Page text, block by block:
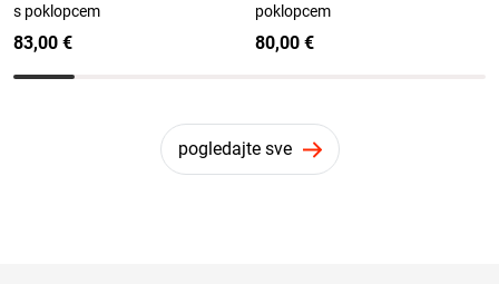
s poklopcem
83,00 €
poklopcem
80,00 €
pogledajte sve